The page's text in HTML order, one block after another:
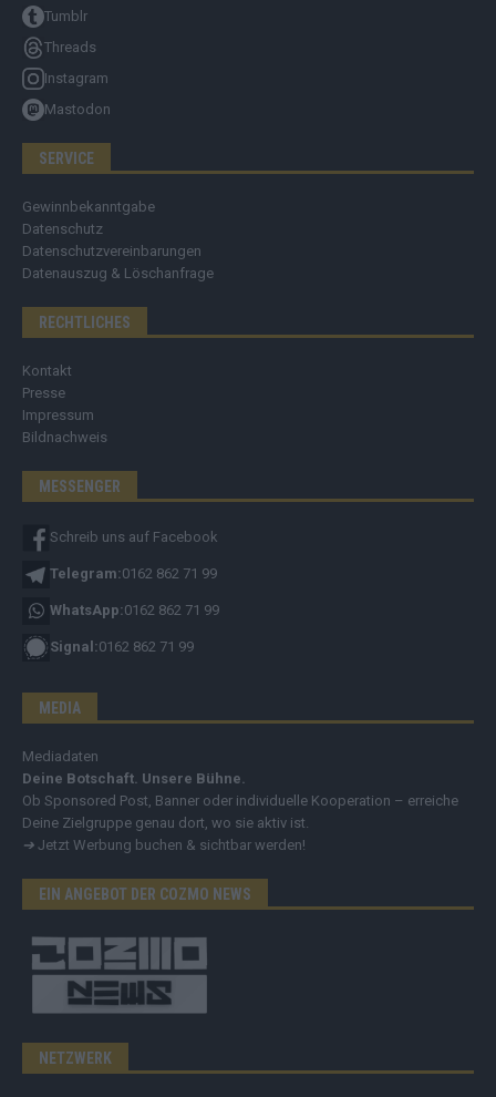
Tumblr
Threads
Instagram
Mastodon
SERVICE
Gewinnbekanntgabe
Datenschutz
Datenschutzvereinbarungen
Datenauszug & Löschanfrage
RECHTLICHES
Kontakt
Presse
Impressum
Bildnachweis
MESSENGER
Schreib uns auf Facebook
Telegram:0162 862 71 99
WhatsApp:0162 862 71 99
Signal:0162 862 71 99
MEDIA
Mediadaten
Deine Botschaft. Unsere Bühne.
Ob Sponsored Post, Banner oder individuelle Kooperation – erreiche
Deine Zielgruppe genau dort, wo sie aktiv ist.
➔ Jetzt Werbung buchen & sichtbar werden!
EIN ANGEBOT DER COZMO NEWS
NETZWERK